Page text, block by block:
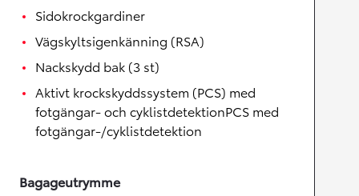
Sidokrockgardiner
Vägskyltsigenkänning (RSA)
Nackskydd bak (3 st)
Aktivt krockskyddssystem (PCS) med
fotgängar- och cyklistdetektionPCS med
fotgängar-/cyklistdetektion
Bagageutrymme